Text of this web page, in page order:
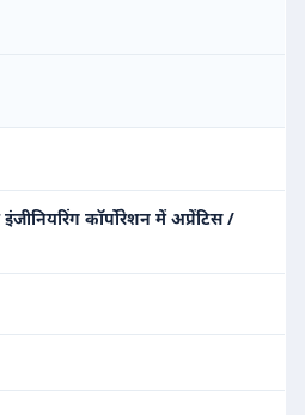
कॉर्पोरेशन में अप्रेंटिस /